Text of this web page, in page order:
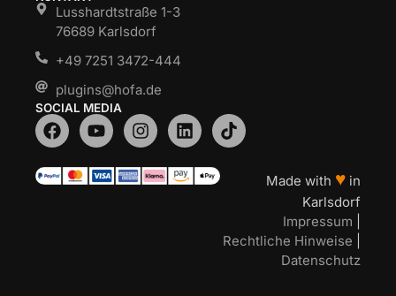
Lusshardtstraße 1-3
76689 Karlsdorf
+49 7251 3472-444
plugins@hofa.de
SOCIAL MEDIA
Made with ♥ in
Karlsdorf
Impressum
Rechtliche Hinweise
Datenschutz